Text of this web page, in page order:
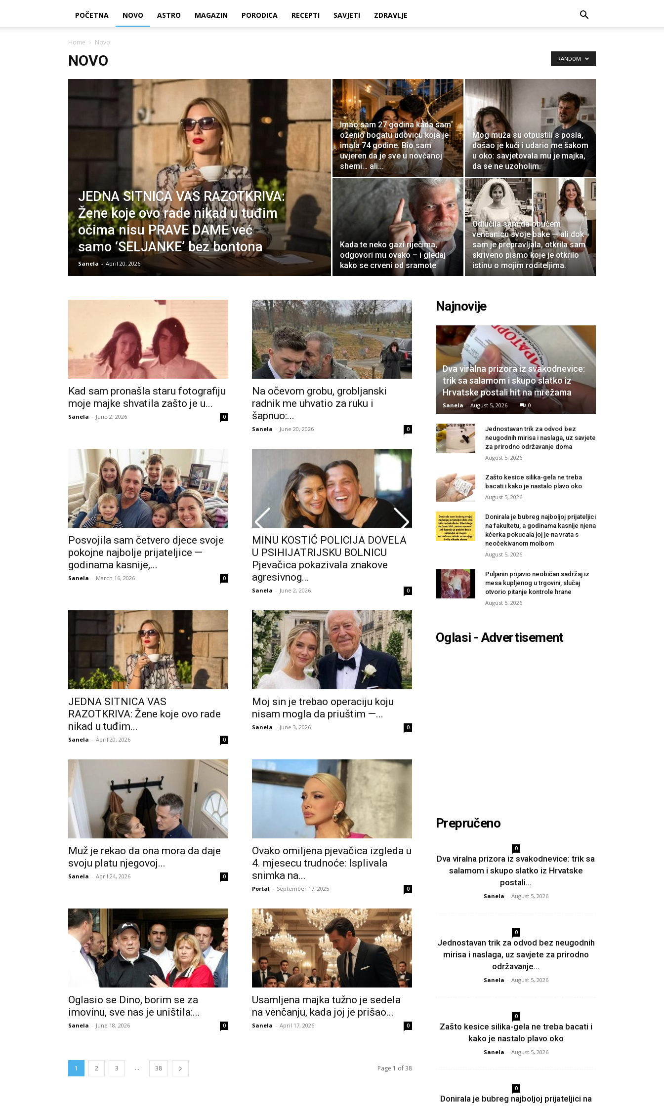
POČETNA NOVO ASTRO MAGAZIN PORODICA RECEPTI SAVJETI ZDRAVLJE
Home Novo
NOVO RANDOM
JEDNA SITNICA VAS RAZOTKRIVA:
Žene koje ovo rade nikad u tuđim
očima nisu PRAVE DAME već
samo ‘SELJANKE’ bez bontona
Sanela - April 20, 2026
Imao sam 27 godina kada sam
oženio bogatu udovicu koja je
imala 74 godine. Bio sam
uvjeren da je sve u novčanoj
shemi… ali...
Mog muža su otpustili s posla,
došao je kući i udario me šakom
u oko: savjetovala mu je majka,
da se ne uzoholim.
Kada te neko gazi riječima,
odgovori mu ovako – i gledaj
kako se crveni od sramote
Odlučila sam da obučem
venčanicu svoje bake — ali dok
sam je prepravljala, otkrila sam
skriveno pismo koje je otkrilo
istinu o mojim roditeljima.
Kad sam pronašla staru fotografiju
moje majke shvatila zašto je u...
Sanela - June 2, 2026 0
Na očevom grobu, grobljanski
radnik me uhvatio za ruku i
šapnuo:...
Sanela - June 20, 2026 0
Posvojila sam četvero djece svoje
pokojne najbolje prijateljice —
godinama kasnije,...
Sanela - March 16, 2026 0
MINU KOSTIĆ POLICIJA DOVELA
U PSIHIJATRIJSKU BOLNICU
Pjevačica pokazivala znakove
agresivnog...
Sanela - June 2, 2026 0
JEDNA SITNICA VAS
RAZOTKRIVA: Žene koje ovo rade
nikad u tuđim...
Sanela - April 20, 2026 0
Moj sin je trebao operaciju koju
nisam mogla da priuštim —...
Sanela - June 3, 2026 0
Muž je rekao da ona mora da daje
svoju platu njegovoj...
Sanela - April 24, 2026 0
Ovako omiljena pjevačica izgleda u
4. mjesecu trudnoće: Isplivala
snimka na...
Portal - September 17, 2025 0
Oglasio se Dino, borim se za
imovinu, sve nas je uništila:...
Sanela - June 18, 2026 0
Usamljena majka tužno je sedela
na venčanju, kada joj je prišao...
Sanela - April 17, 2026 0
1 2 3 ... 38 Page 1 of 38
Najnovije
Dva viralna prizora iz svakodnevice:
trik sa salamom i skupo slatko iz
Hrvatske postali hit na mrežama
Sanela - August 5, 2026 0
Jednostavan trik za odvod bez
neugodnih mirisa i naslaga, uz savjete
za prirodno održavanje doma
August 5, 2026
Zašto kesice silika-gela ne treba
bacati i kako je nastalo plavo oko
August 5, 2026
Donirala je bubreg najboljoj prijateljici
na fakultetu, a godinama kasnije njena
kćerka pokucala joj je na vrata s
neočekivanom molbom
August 5, 2026
Puljanin prijavio neobičan sadržaj iz
mesa kupljenog u trgovini, slučaj
otvorio pitanje kontrole hrane
August 5, 2026
Oglasi - Advertisement
Prepručeno
0
Dva viralna prizora iz svakodnevice: trik sa
salamom i skupo slatko iz Hrvatske
postali...
Sanela - August 5, 2026
0
Jednostavan trik za odvod bez neugodnih
mirisa i naslaga, uz savjete za prirodno
održavanje...
Sanela - August 5, 2026
0
Zašto kesice silika-gela ne treba bacati i
kako je nastalo plavo oko
Sanela - August 5, 2026
0
Donirala je bubreg najboljoj prijateljici na